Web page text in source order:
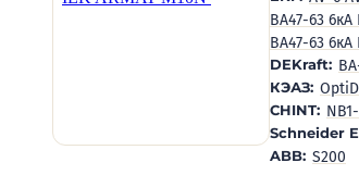
ВА47-63 6кА
ВА47-63 6кА
DEKraft:
КЭАЗ:
CHINT:
Schneider
ABB: S200